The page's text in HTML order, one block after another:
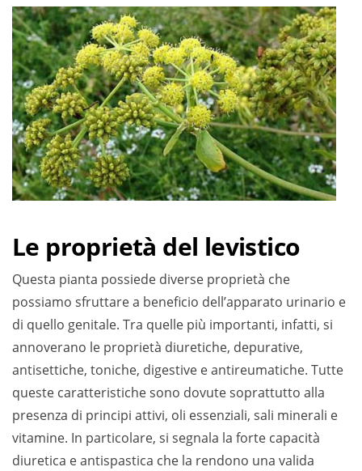
Le proprietà del levistico
Questa pianta possiede diverse proprietà che
possiamo sfruttare a beneficio dell’apparato urinario e
di quello genitale. Tra quelle più importanti, infatti, si
annoverano le proprietà diuretiche, depurative,
antisettiche, toniche, digestive e antireumatiche. Tutte
queste caratteristiche sono dovute soprattutto alla
presenza di principi attivi, oli essenziali, sali minerali e
vitamine. In particolare, si segnala la forte capacità
diuretica e antispastica che la rendono una valida